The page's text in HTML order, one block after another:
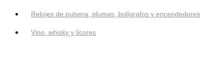
Relojes de pulsera, plumas, bolígrafos y encendedores
Vino, whisky y licores